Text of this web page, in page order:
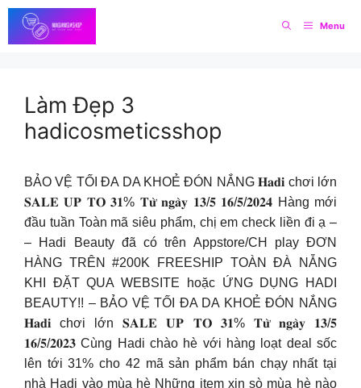
Skip
to
content
Menu
Làm Đẹp 3
hadicosmeticsshop
BẢO VỆ TỐI ĐA DA KHOẺ ĐÓN NẮNG 𝐇𝐚𝐝𝐢 chơi lớn
𝐒𝐀𝐋𝐄 𝐔𝐏 𝐓𝐎 𝟑𝟏% 𝐓𝐮̛̀ 𝐧𝐠𝐚̀𝐲 𝟏𝟑/𝟓 𝟏𝟔/𝟓/𝟐𝟎𝟐𝟒 Hàng mới
đầu tuần Toàn mã siêu phẩm, chị em check liền đi ạ –
– Hadi Beauty đã có trên Appstore/CH play ĐƠN
HÀNG TRÊN #200K FREESHIP TOÀN ĐÀ NẴNG
KHI ĐẶT QUA WEBSITE hoặc ỨNG DỤNG HADI
BEAUTY!! – BẢO VỆ TỐI ĐA DA KHOẺ ĐÓN NẮNG
𝐇𝐚𝐝𝐢 chơi lớn 𝐒𝐀𝐋𝐄 𝐔𝐏 𝐓𝐎 𝟑𝟏% 𝐓𝐮̛̀ 𝐧𝐠𝐚̀𝐲 𝟏𝟑/𝟓
𝟏𝟔/𝟓/𝟐𝟎𝟐𝟑 Cùng Hadi chào hè với hàng loạt deal sốc
lên tới 31% cho 42 mã sản phẩm bán chạy nhất tại
nhà Hadi vào mùa hè Những item xịn sò mùa hè nào